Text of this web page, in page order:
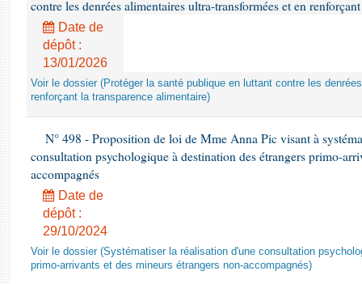
contre les denrées alimentaires ultra-transformées et en
Date de
dépôt :
13/01/2026
Voir le dossier (Protéger la santé publique en luttant contre les
renforçant la transparence alimentaire)
N° 498 - Proposition de loi de Mme Anna Pic visant à
consultation psychologique à destination des étrangers primo-
accompagnés
Date de
dépôt :
29/10/2024
Voir le dossier (Systématiser la réalisation d'une consultation
primo-arrivants et des mineurs étrangers non-accompagnés)